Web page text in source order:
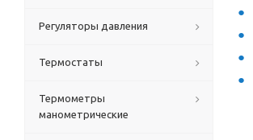
Регуляторы давления
Термостаты
Термометры
манометрические